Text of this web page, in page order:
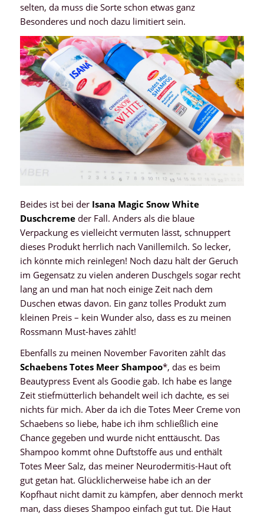
selten, da muss die Sorte schon etwas ganz
Besonderes und noch dazu limitiert sein.
Beides ist bei der Isana Magic Snow White
Duschcremeder Fall. Anders als die blaue
Verpackung es vielleicht vermuten lässt, schnuppert
dieses Produkt herrlich nach Vanillemilch. So lecker,
ich könnte mich reinlegen! Noch dazu hält der Geruch
im Gegensatz zu vielen anderen Duschgels sogar recht
lang an und man hat noch einige Zeit nach dem
Duschen etwas davon. Ein ganz tolles Produkt zum
kleinen Preis – kein Wunder also, dass es zu meinen
Rossmann Must-haves zählt!
Ebenfalls zu meinen November Favoriten zählt das
Schaebens Totes Meer Shampoo*, das es beim
Beautypress Event als Goodie gab. Ich habe es lange
Zeit stiefmütterlich behandelt weil ich dachte, es sei
nichts für mich. Aber da ich die Totes Meer Creme von
Schaebens so liebe, habe ich ihm schließlich eine
Chance gegeben und wurde nicht enttäuscht. Das
Shampoo kommt ohne Duftstoffe aus und enthält
Totes Meer Salz, das meiner Neurodermitis-Haut oft
gut getan hat. Glücklicherweise habe ich an der
Kopfhaut nicht damit zu kämpfen, aber dennoch merkt
man, dass dieses Shampoo einfach gut tut. Die Haut